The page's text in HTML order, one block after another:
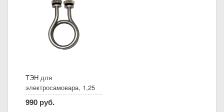
ТЭН для
электросамовара, 1,25
квт (арт 3607)
990 руб.